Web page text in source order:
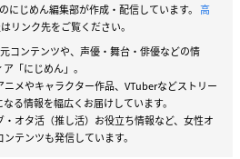
のにじめん編集部が作成・配信しています。 高
リンク先をご覧ください。
コンテンツや、声優・舞台・俳優などの情
「にじめん」。
メやキャラクター作品、VTuberなどストリー
る情報を幅広くお届けしています。
オタ活（推し活）お役立ち情報など、女性オ
テンツも発信しています。